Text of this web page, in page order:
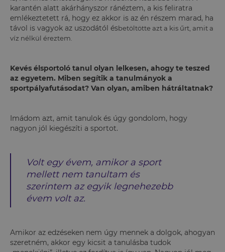
karantén alatt akárhányszor ránéztem, a kis feliratra
emlékeztetett rá, hogy ez akkor is az én részem marad, ha
távol is vagyok az uszodától ésbetöltötte azt a kis űrt, amit a
víz nélkül éreztem.
Kevés élsportoló tanul olyan lelkesen, ahogy te teszed
az egyetem. Miben segítik a tanulmányok a
sportpályafutásodat? Van olyan, amiben hátráltatnak?
Imádom azt, amit tanulok és úgy gondolom, hogy
nagyon jól kiegészíti a sportot.
Volt egy évem, amikor a sport
mellett nem tanultam és
szerintem az egyik legnehezebb
évem volt az.
Amikor az edzéseken nem úgy mennek a dolgok, ahogyan
szeretném, akkor egy kicsit a tanulásba tudok